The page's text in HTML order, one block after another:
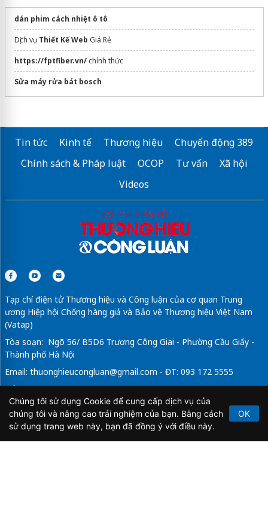
dán phim cách nhiệt ô tô
Dịch vụ Thiết Kế Web Giá Rẻ
https://fptfiber.vn/chính thức
Sửa máy rửa bát bosch
Tin tức Kinh tế Thương hiệu
Chuyển động 389
Chính sách & Pháp luật
OCOP Tư vấn
Xã hội
Videos
Tạp chí điện tử Thương hiệu và Công luận của cơ quan Trung
ương Hiệp hội Chống hàng giả và Bảo vệ Thương hiệu Việt Nam
(Vatap)
Tòa soạn: Ngõ 56/ B5D6 Trương Công Giai - Phường Cầu Giấy -
Thành phố Hà Nội
Email: thuonghieucongluan@gmail.com - ĐT: 093 172 5555
Tổng Biên Tập: Vũ Đức Thuận
Giấy phép hoạt động báo chí điện tử số 64/GP-BTTTT do Bộ
Thông tin và Truyền thông cấp ngày 21/2/2020.
Chúng tôi sử dụng Cookie để cung cấp dịch vụ của
chúng tôi và nâng cao trải nghiệm của bạn. Bằng cách
sử dụng trang web này, bạn đã đồng ý với điều này.
OK